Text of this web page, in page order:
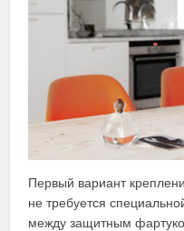
Первый вариант
не требуется
между защитным